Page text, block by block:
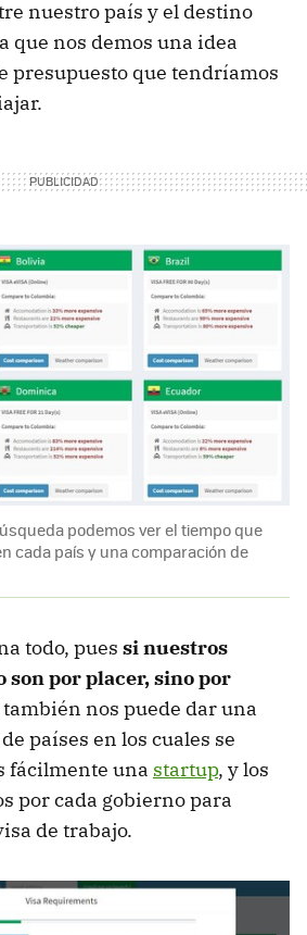
nuestro país y el destino
que nos demos una idea
presupuesto que tendríamos
podemos ver el tiempo que
cada país y una comparación de
todo, pues si nuestros
son por placer, sino por
también nos puede dar una
países en los cuales se
fácilmente una startup, y los
por cada gobierno para
de trabajo.